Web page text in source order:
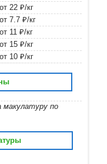
от 22 ₽/кг
от 7.7 ₽/кг
от 11 ₽/кг
от 15 ₽/кг
от 10 ₽/кг
макулатуру по